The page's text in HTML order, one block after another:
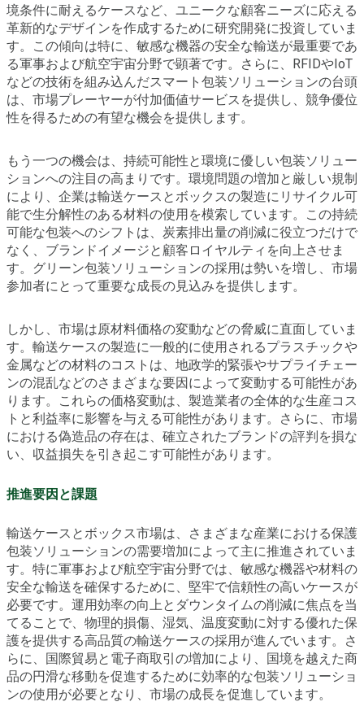
境条件に耐えるケースなど、ユニークな顧客ニーズに応える
革新的なデザインを作成するために研究開発に投資していま
す。この傾向は特に、敏感な機器の安全な輸送が最重要であ
る軍事および航空宇宙分野で顕著です。さらに、RFIDやIoT
などの技術を組み込んだスマート包装ソリューションの台頭
は、市場プレーヤーが付加価値サービスを提供し、競争優位
性を得るための有望な機会を提供します。
もう一つの機会は、持続可能性と環境に優しい包装ソリュー
ションへの注目の高まりです。環境問題の増加と厳しい規制
により、企業は輸送ケースとボックスの製造にリサイクル可
能で生分解性のある材料の使用を模索しています。この持続
可能な包装へのシフトは、炭素排出量の削減に役立つだけで
なく、ブランドイメージと顧客ロイヤルティを向上させま
す。グリーン包装ソリューションの採用は勢いを増し、市場
参加者にとって重要な成長の見込みを提供します。
しかし、市場は原材料価格の変動などの脅威に直面していま
す。輸送ケースの製造に一般的に使用されるプラスチックや
金属などの材料のコストは、地政学的緊張やサプライチェー
ンの混乱などのさまざまな要因によって変動する可能性があ
ります。これらの価格変動は、製造業者の全体的な生産コス
トと利益率に影響を与える可能性があります。さらに、市場
における偽造品の存在は、確立されたブランドの評判を損な
い、収益損失を引き起こす可能性があります。
推進要因と課題
輸送ケースとボックス市場は、さまざまな産業における保護
包装ソリューションの需要増加によって主に推進されていま
す。特に軍事および航空宇宙分野では、敏感な機器や材料の
安全な輸送を確保するために、堅牢で信頼性の高いケースが
必要です。運用効率の向上とダウンタイムの削減に焦点を当
てることで、物理的損傷、湿気、温度変動に対する優れた保
護を提供する高品質の輸送ケースの採用が進んでいます。さ
らに、国際貿易と電子商取引の増加により、国境を越えた商
品の円滑な移動を促進するために効率的な包装ソリューショ
ンの使用が必要となり、市場の成長を促進しています。